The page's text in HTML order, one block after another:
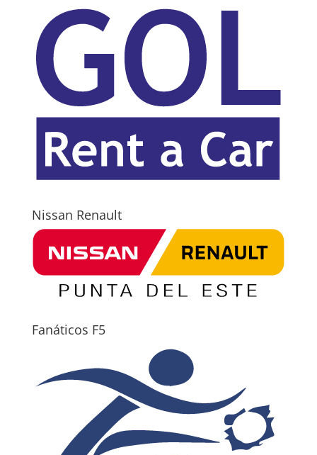
Nissan Renault
Fanáticos F5